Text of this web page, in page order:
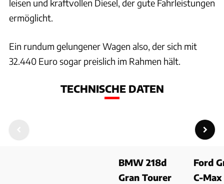
leisen und kraftvollen Diesel, der gute Fahrleistungen
ermöglicht.
Ein rundum gelungener Wagen also, der sich mit
32.440 Euro sogar preislich im Rahmen hält.
TECHNISCHE DATEN
BMW 218d
Gran Tourer
Ford
C-Max